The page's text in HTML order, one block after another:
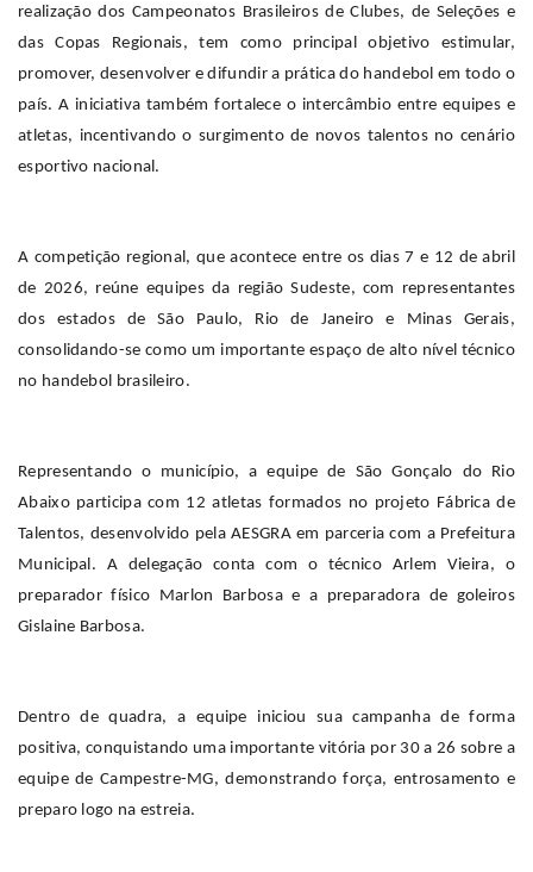
realização dos Campeonatos Brasileiros de Clubes, de Seleções e
das Copas Regionais, tem como principal objetivo estimular,
promover, desenvolver e difundir a prática do handebol em todo o
país. A iniciativa também fortalece o intercâmbio entre equipes e
atletas, incentivando o surgimento de novos talentos no cenário
esportivo nacional.
A competição regional, que acontece entre os dias 7 e 12 de abril
de 2026, reúne equipes da região Sudeste, com representantes
dos estados de São Paulo, Rio de Janeiro e Minas Gerais,
consolidando-se como um importante espaço de alto nível técnico
no handebol brasileiro.
Representando o município, a equipe de São Gonçalo do Rio
Abaixo participa com 12 atletas formados no projeto Fábrica de
Talentos, desenvolvido pela AESGRA em parceria com a Prefeitura
Municipal. A delegação conta com o técnico Arlem Vieira, o
preparador físico Marlon Barbosa e a preparadora de goleiros
Gislaine Barbosa.
Dentro de quadra, a equipe iniciou sua campanha de forma
positiva, conquistando uma importante vitória por 30 a 26 sobre a
equipe de Campestre-MG, demonstrando força, entrosamento e
preparo logo na estreia.